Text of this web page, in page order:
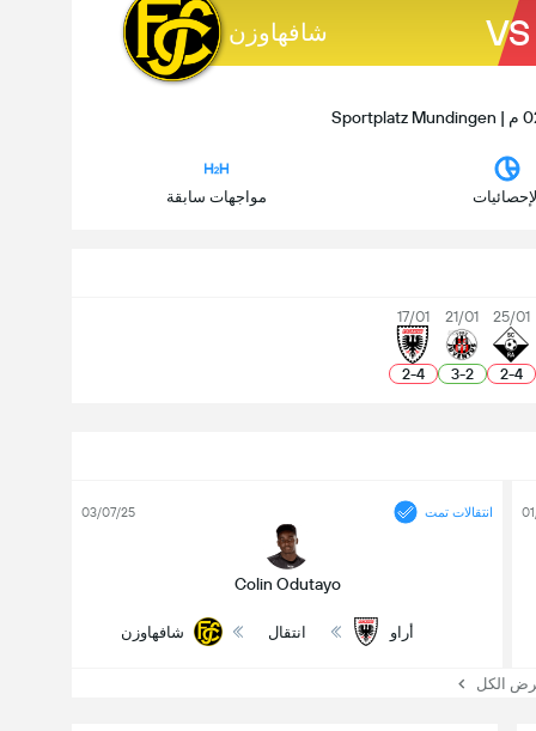
VS شافهاوزن
مواجهات سابقة
25/01
4
-
2
21/01
2
-
3
17/01
4
-
2
انتقالات تمت
Colin Odutayo
03/07/25
أراو انتقال شافهاوزن
الكل